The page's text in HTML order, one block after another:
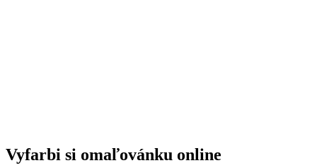
Vyfarbi si omaľovánku online